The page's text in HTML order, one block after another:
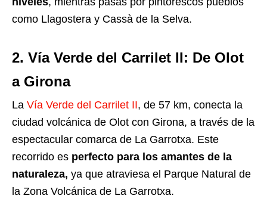
como Llagostera y Cassà de la Selva.
2. Vía Verde del Carrilet II: De Olot
a Girona
La Vía Verde del Carrilet II, de 57 km, conecta la
ciudad volcánica de Olot con Girona, a través de la
espectacular comarca de La Garrotxa. Este
recorrido es perfecto para los amantes de la
naturaleza, ya que atraviesa el Parque Natural de
la Zona Volcánica de La Garrotxa.